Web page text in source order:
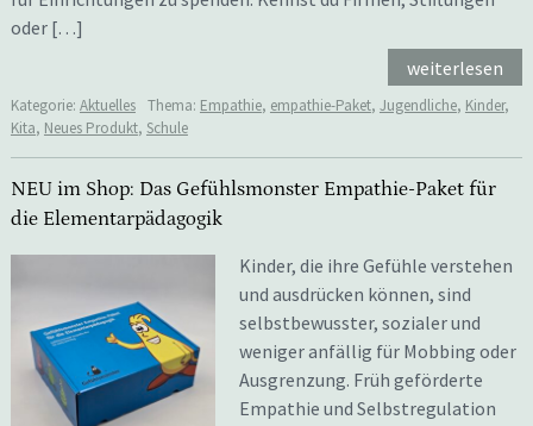
oder […]
weiterlesen
Kategorie: Aktuelles Thema: Empathie, empathie-Paket, Jugendliche, Kinder,
Kita, Neues Produkt, Schule
NEU im Shop: Das Gefühlsmonster Empathie-Paket für
die Elementarpädagogik
Kinder, die ihre Gefühle verstehen
und ausdrücken können, sind
selbstbewusster, sozialer und
weniger anfällig für Mobbing oder
Ausgrenzung. Früh geförderte
Empathie und Selbstregulation